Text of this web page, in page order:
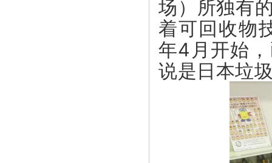
场）所独有
着可回收物
年4月开始
说是日本垃